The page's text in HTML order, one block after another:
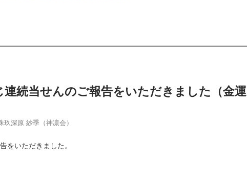
連続当せんのご報告をいただきました（金運
玖深原 紗季（神凛会）
をいただきました。